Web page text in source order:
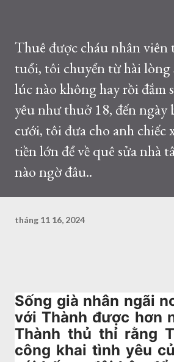
Thuê được cháu nhân viên
tuổi, tôi chuyển từ hài lòng
lúc nào không hay rồi đắm
yêu như thuở 18, đến
cưới, tôi đưa cho anh chiếc
tiền lớn để về quê sửa nhà
nào ngờ đâu..
tháng 11 16, 2024
Sống già nhân ngãi
với Thành được hơn
Thành thủ thỉ rằng
công khai tình yêu